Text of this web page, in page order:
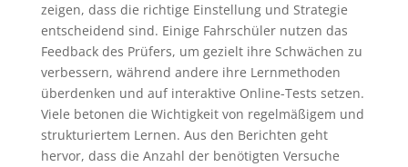
zeigen, dass die richtige Einstellung und Strategie
entscheidend sind. Einige Fahrschüler nutzen das
Feedback des Prüfers, um gezielt ihre Schwächen zu
verbessern, während andere ihre Lernmethoden
überdenken und auf interaktive Online-Tests setzen.
Viele betonen die Wichtigkeit von regelmäßigem und
strukturiertem Lernen. Aus den Berichten geht
hervor, dass die Anzahl der benötigten Versuche